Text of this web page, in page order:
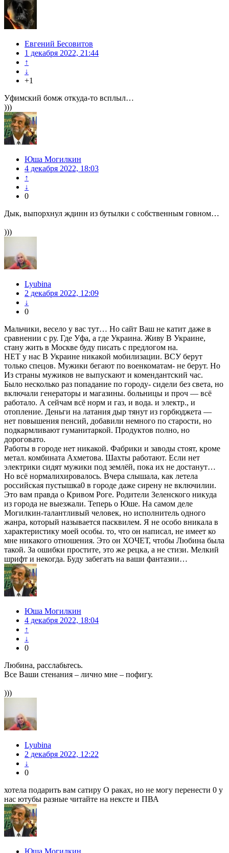
Евгений Бесовитов
1 декабря 2022, 21:44
↑
↓
+1
Уфимский бомж откуда-то всплыл…
)))
Юша Могилкин
4 декабря 2022, 18:03
↑
↓
0
Дык, выпорхнул ждинн из бутылки с собственным говном…
)))
Lyubina
2 декабря 2022, 12:09
↓
0
Мальчики, весело у вас тут… Но сайт Ваш не катит даже в
сравнении с ру. Где Уфа, а где Украина. Живу В Украине,
стану жить в Москве буду писать с предлогом на.
НЕТ у нас В Украине никакой мобилизации. ВСУ берут
только спецов. Мужики бегают по военкоматам- не берут. Но
Из страны мужиков не выпускают и комендантский час.
Было несколько раз попадание по городу- сидели без света, но
включали генераторы и магазины. больницы и проч — всё
работало. А сейчам всё норм и газ, и вода. и электр., и
отопление. Деньги на латания дыр тянут из горбюджета —
нет повышения пенсий, добавили немного по старости, но
подкармливают гуманитаркой. Продуктов полно, но
дороговато.
Работы в городе нет никакой. Фабрики и заводы стоят, кроме
метал. комбината Ахметова. Шахты работают. Если нет
электрики сидят мужики под землёй, пока их не достанут…
Но всё нормалихировалось. Вчера слышала, как летела
российская пустышка0 в городе даже сирену не включилии.
Это вам правда о Кривом Роге. Родители Зеленского никуда
из города не выезжали. Теперь о Юше. На самом деле
Могилкин-талантливый человек, но исполнитель одного
жанра, который называется пасквилем. Я не особо вникала в
характеристику моей особы. то, что он написал, не имеет ко
мне никакого отношения. Это он ХОЧЕТ, чтобы Любина была
такой. За ошибки простите, это же рецка, а не стизи. Мелкий
шрифт и некогда. Буду забегать на ваши фантазии…
Юша Могилкин
4 декабря 2022, 18:04
↑
↓
0
Любина, расслабьтесь.
Все Ваши стенания – лично мне – пофигу.
)))
Lyubina
2 декабря 2022, 12:22
↓
0
хотела подарить вам сатиру О раках, но не могу перенести 0 у
нас ютубы разные читайте на нексте и ПВА